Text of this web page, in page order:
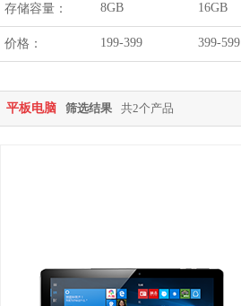
存储容量： 8GB 16GB
价格： 199-399 399-599
平板电脑 筛选结果 共2个产品